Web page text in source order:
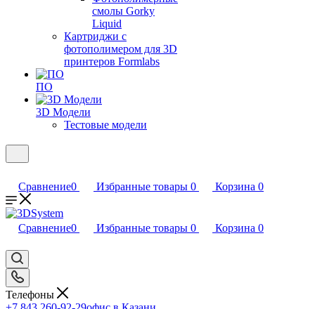
смолы Gorky
Liquid
Картриджи с
фотополимером для 3D
принтеров Formlabs
ПО
3D Модели
Тестовые модели
Сравнение0 Избранные товары 0 Корзина 0
Сравнение0 Избранные товары 0 Корзина 0
Телефоны